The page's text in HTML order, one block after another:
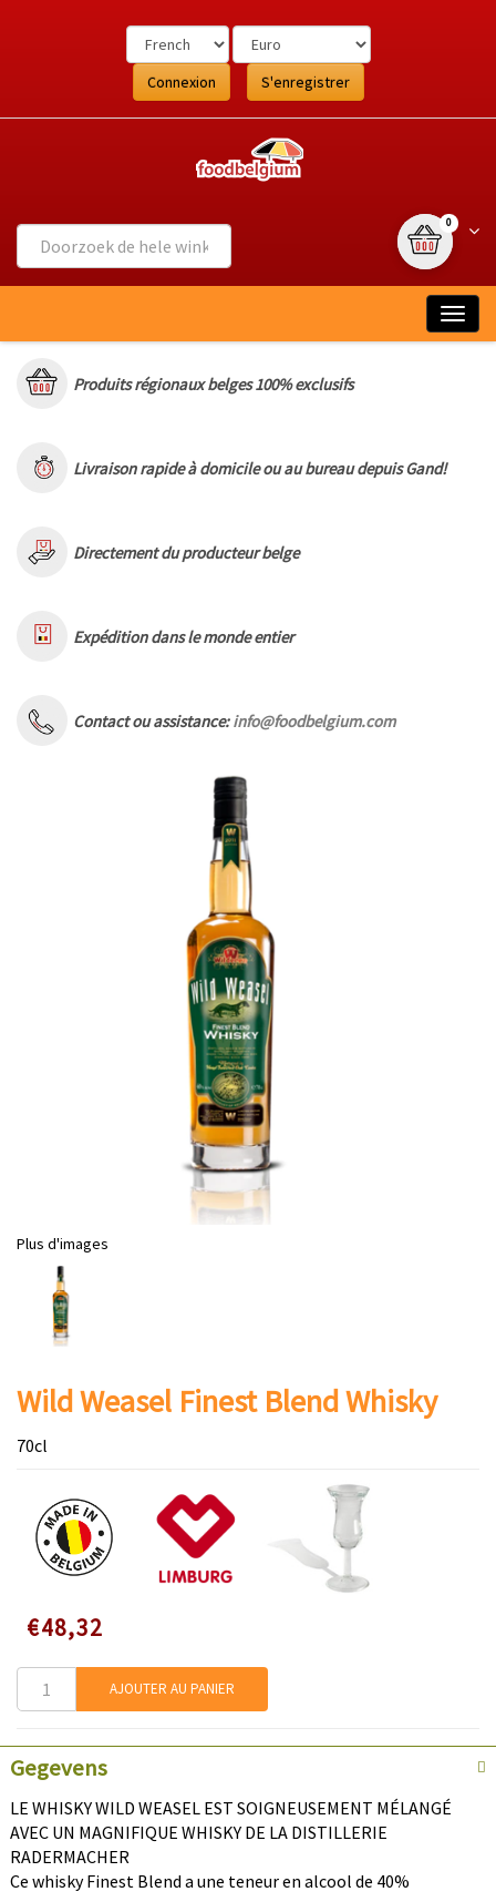
Connexion S'enregistrer
0{0}
Produits régionaux belges 100% exclusifs
Livraison rapide à domicile ou au bureau depuis Gand!
Directement du producteur belge
Expédition dans le monde entier
Contact ou assistance:info@foodbelgium.com
Plus d'images
Wild Weasel Finest Blend Whisky
70cl
Speciale
prijs
€48,32
AJOUTER AU PANIER
Gegevens
LE WHISKY WILD WEASEL EST SOIGNEUSEMENT MÉLANGÉ
AVEC UN MAGNIFIQUE WHISKY DE LA DISTILLERIE
RADERMACHER
Ce whisky Finest Blend a une teneur en alcool de 40%